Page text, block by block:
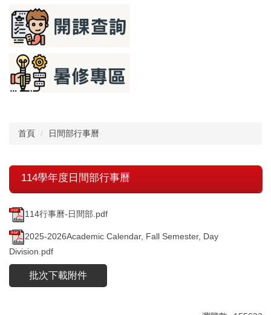
首頁 日間部行事曆
114學年度日間部行事曆
114行事曆-日間部.pdf
2025-2026Academic Calendar, Fall Semester, Day
Division.pdf
批次下載附件